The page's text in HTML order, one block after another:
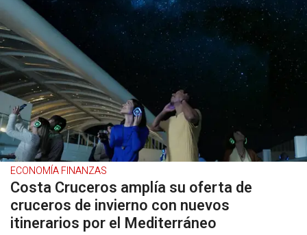
ECONOMÍA FINANZAS
Costa Cruceros amplía su oferta de
cruceros de invierno con nuevos
itinerarios por el Mediterráneo